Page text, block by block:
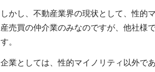
しかし、不動産業界の現状として、性的
産売買の仲介業のみなのですが、他社様
す。
企業としては、性的マイノリティ以外で